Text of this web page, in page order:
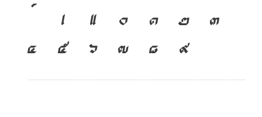
เ
แ ๐ ๑ ๒
๓
๔
๕ ๖ ๗ ๘ ๙